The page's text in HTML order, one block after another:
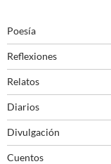
Poesía
Reflexiones
Relatos
Diarios
Divulgación
Cuentos